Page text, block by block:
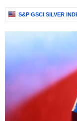
S&P GSCI SILVER